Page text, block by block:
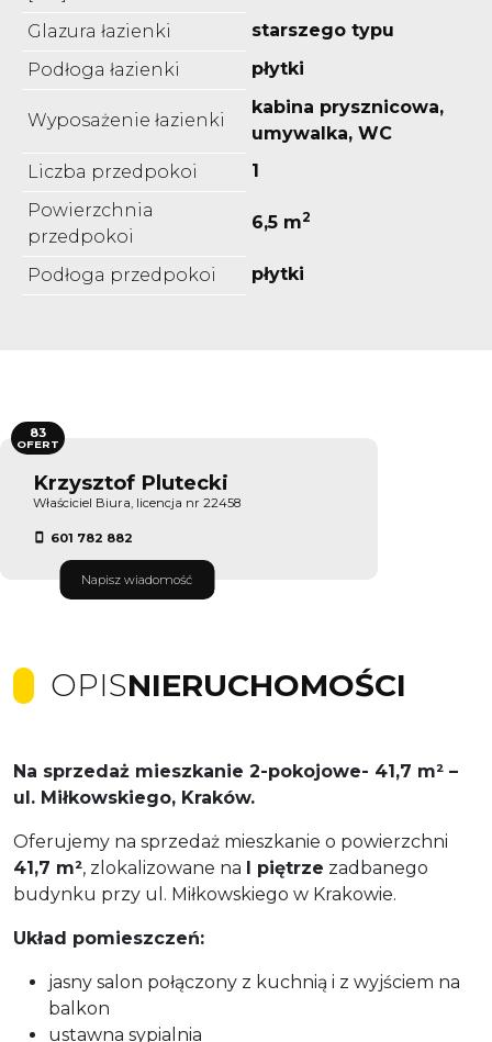
Glazura łazienki
starszego typu
Podłoga łazienki
płytki
Wyposażenie łazienki
kabina prysznicowa,
umywalka, WC
Liczba przedpokoi
1
Powierzchnia
przedpokoi
6,5 m2
Podłoga przedpokoi płytki
Krzysztof Plutecki
Właściciel Biura, licencja nr 22458
601 782 882
Napisz wiadomość
83
OFERT
OPISNIERUCHOMOŚCI
Na sprzedaż mieszkanie 2-pokojowe- 41,7 m² –
ul. Miłkowskiego, Kraków.
Oferujemy na sprzedaż mieszkanie o powierzchni
41,7 m², zlokalizowane na I piętrze zadbanego
budynku przy ul. Miłkowskiego w Krakowie.
Układ pomieszczeń:
jasny salon połączony z kuchnią i z wyjściem na
balkon
ustawna sypialnia